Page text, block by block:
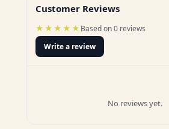
Customer Reviews
★★★★★ Based on 0 reviews
Write a review
No reviews yet.